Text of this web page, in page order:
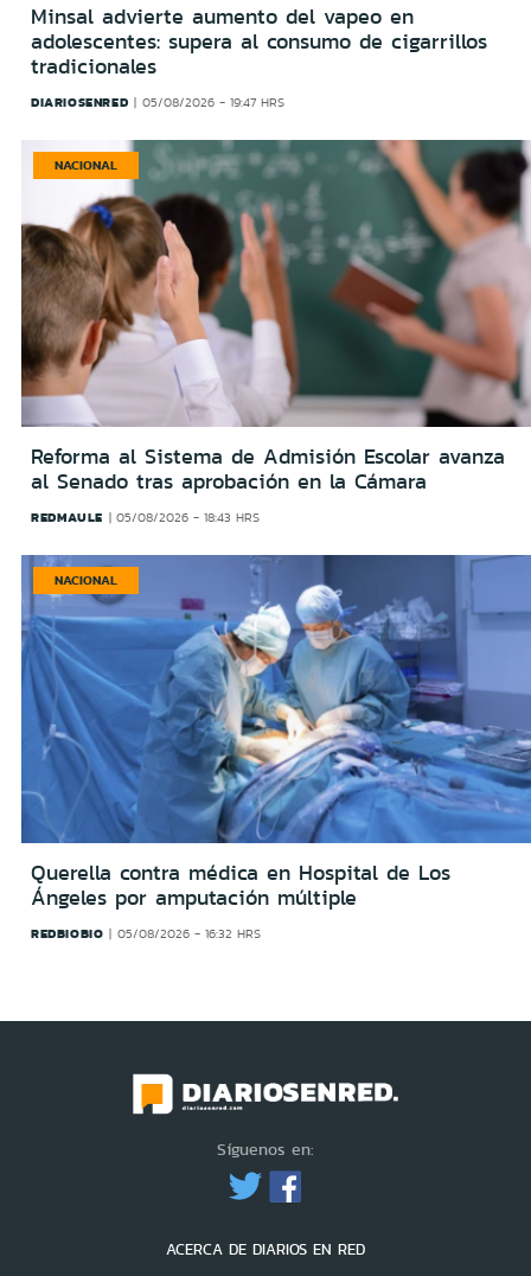
Minsal advierte aumento del vapeo en
adolescentes: supera al consumo de cigarrillos
tradicionales
DIARIOSENRED 05/08/2026 - 19:47 HRS
NACIONAL
Reforma al Sistema de Admisión Escolar avanza
al Senado tras aprobación en la Cámara
REDMAULE 05/08/2026 - 18:43 HRS
NACIONAL
Querella contra médica en Hospital de Los
Ángeles por amputación múltiple
REDBIOBIO 05/08/2026 - 16:32 HRS
Síguenos en:
ACERCA DE DIARIOS EN RED